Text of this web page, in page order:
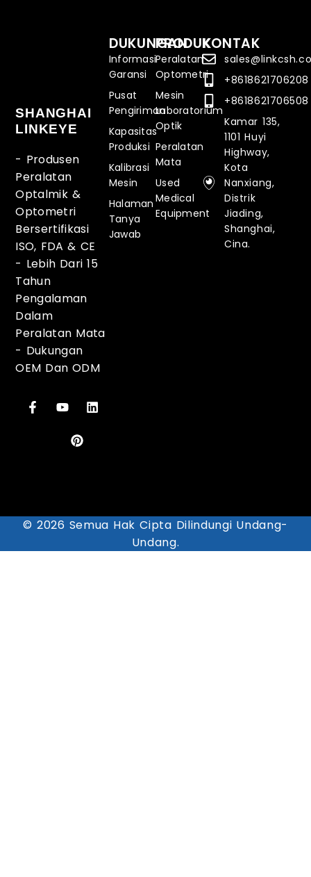
SHANGHAI
LINKEYE
- Produsen
Peralatan
Optalmik &
Optometri
Bersertifikasi
ISO, FDA & CE
- Lebih Dari 15
Tahun
Pengalaman
Dalam
Peralatan Mata
- Dukungan
OEM Dan ODM
PRODUK
Peralatan
Optometri
Mesin
Laboratorium
Optik
Peralatan
Mata
Used
Medical
Equipment
DUKUNGAN
Informasi
Garansi
Pusat
Pengiriman
Kapasitas
Produksi
Kalibrasi
Mesin
Halaman
Tanya
Jawab
KONTAK
+8618621706208
+8618621706508
Kamar 135,
1101 Huyi
Highway,
Kota
Nanxiang,
Distrik
Jiading,
Shanghai,
Cina.
© 2026 Semua Hak Cipta Dilindungi Undang-
Undang.